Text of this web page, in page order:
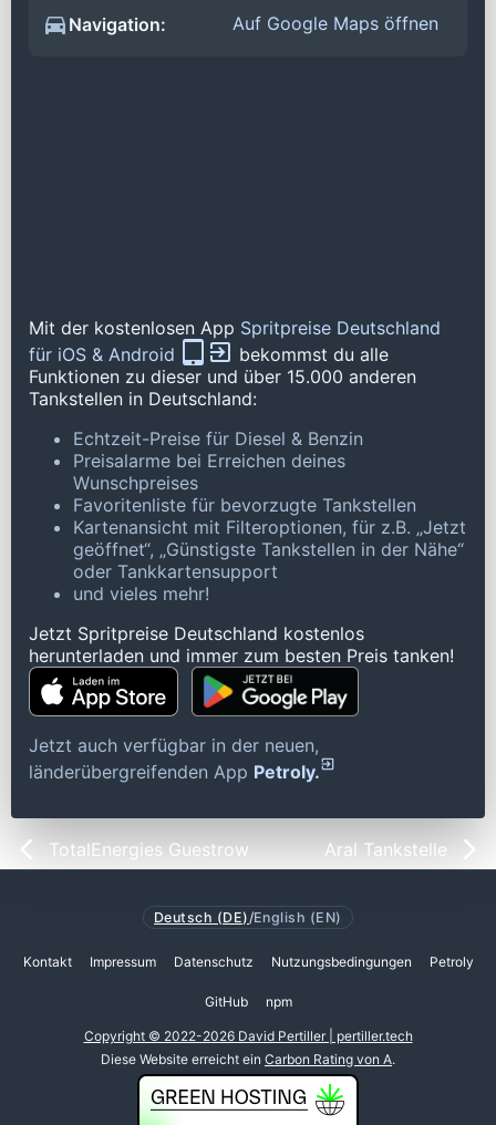
Navigation:
Auf Google Maps öffnen
Mit der kostenlosen App Spritpreise Deutschland
für iOS & Android
bekommst du alle
Funktionen zu dieser und über 15.000 anderen
Tankstellen in Deutschland:
Echtzeit-Preise für Diesel & Benzin
Preisalarme bei Erreichen deines
Wunschpreises
Favoritenliste für bevorzugte Tankstellen
Kartenansicht mit Filteroptionen, für z.B. „Jetzt
geöffnet“, „Günstigste Tankstellen in der Nähe“
oder Tankkartensupport
und vieles mehr!
Jetzt Spritpreise Deutschland kostenlos
herunterladen und immer zum besten Preis tanken!
Jetzt auch verfügbar in der neuen,
länderübergreifenden App Petroly.
TotalEnergies Guestrow Aral Tankstelle
Deutsch (DE) /English (EN)
Kontakt Impressum Datenschutz Nutzungsbedingungen Petroly
GitHub npm
Copyright © 2022-2026 David Pertiller | pertiller.tech
Diese Website erreicht ein Carbon Rating von A.